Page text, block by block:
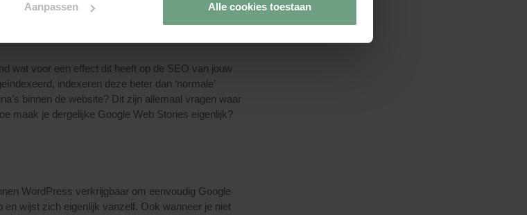
Aanpassen Alle cookies toestaan
wat voor een effect dit heeft op de SEO van jouw
indexeren deze beter dan ‘normale’
binnen de website? Dit zijn allemaal vragen waar
maak je dergelijke Google Web Stories eigenlijk?
WordPress verkrijgbaar om eenvoudig Google
wijst zich eigenlijk vanzelf. Ook wanneer je niet